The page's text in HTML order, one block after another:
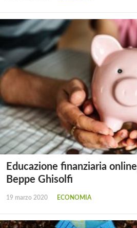
Educazione finanziaria
Beppe Ghisolfi
19 marzo 2020 ECONOMIA